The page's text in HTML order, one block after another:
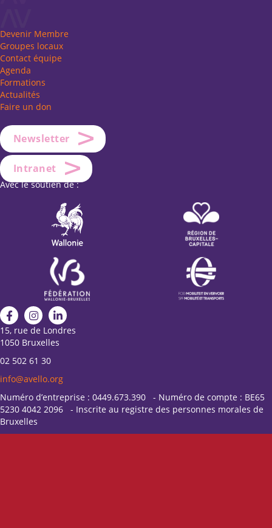
Devenir Membre
Groupes locaux
Contact équipe
Agenda
Formations
Actualités
Faire un don
Newsletter
Intranet
Avec le soutien de :
15, rue de Londres
1050 Bruxelles
02 502 61 30
info@avello.org
Numéro d’entreprise : 0449.673.390 - Numéro de compte : BE65
5230 4042 2096 - Inscrite au registre des personnes morales de
Bruxelles